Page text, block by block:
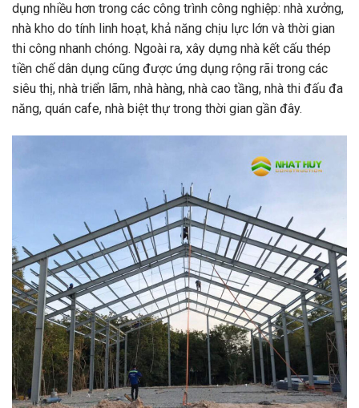
dụng nhiều hơn trong các công trình công nghiệp: nhà xưởng,
nhà kho do tính linh hoạt, khả năng chịu lực lớn và thời gian
thi công nhanh chóng. Ngoài ra, xây dựng nhà kết cấu thép
tiền chế dân dụng cũng được ứng dụng rộng rãi trong các
siêu thị, nhà triển lãm, nhà hàng, nhà cao tầng, nhà thi đấu đa
năng, quán cafe, nhà biệt thự trong thời gian gần đây.